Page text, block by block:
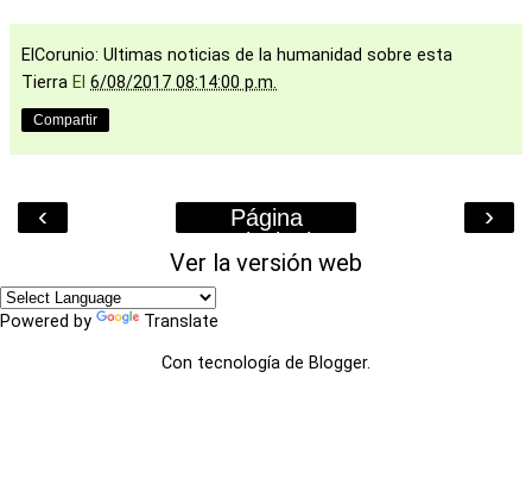
ElCorunio: Ultimas noticias de la humanidad sobre esta
Tierra El 6/08/2017 08:14:00 p.m.
Compartir
‹ ›
Página
Principal
Ver la versión web
Powered by Translate
Con tecnología de Blogger.